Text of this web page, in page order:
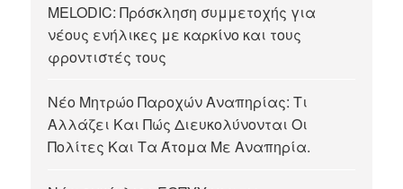
MELODIC: Πρόσκληση συμμετοχής για
νέους ενήλικες με καρκίνο και τους
φροντιστές τους
Νέο Μητρώο Παροχών Αναπηρίας: Τι
Αλλάζει Και Πώς Διευκολύνονται Οι
Πολίτες Και Τα Άτομα Με Αναπηρία.